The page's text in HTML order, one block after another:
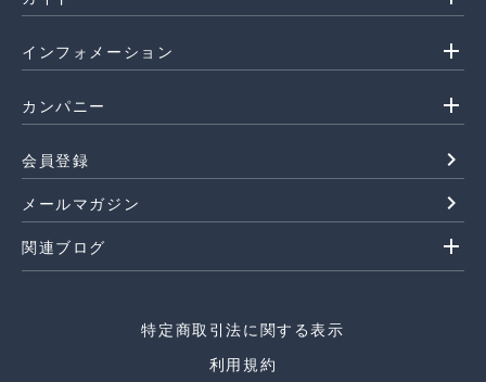
インフォメーション add
カンパニー add
会員登録 navigate_next
メールマガジン navigate_next
関連ブログ add
特定商取引法に関する表示
利用規約